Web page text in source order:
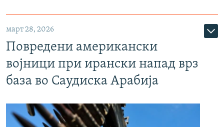
март 28, 2026
Повредени американски
војници при ирански напад врз
база во Саудиска Арабија